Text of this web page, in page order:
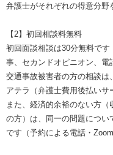
弁護士がそれぞれの得意分野
【2】初回相談料無料
初回面談相談は30分無料で
事、セカンドオピニオン、電
交通事故被害者の方の相談は
アテラ（弁護士費用後払いサ
また、経済的余裕のない方
の方）は、同一の問題につ
です（予約による電話・Zoom